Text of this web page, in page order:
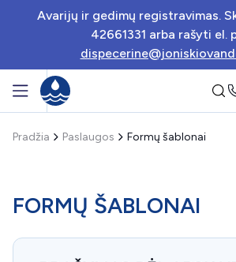
Avarijų ir gedimų registravimas.
42661331 arba rašyti el.
Pradžia Paslaugos Formų šablonai
FORMŲ ŠABLONAI